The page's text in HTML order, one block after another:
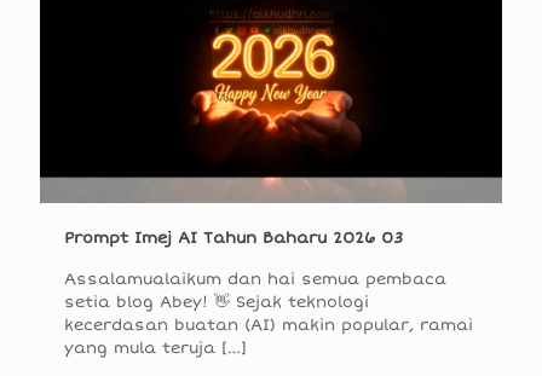
Prompt Imej AI Tahun Baharu 2026 03
Assalamualaikum dan hai semua pembaca
setia blog Abey! 👋 Sejak teknologi
kecerdasan buatan (AI) makin popular, ramai
yang mula teruja […]